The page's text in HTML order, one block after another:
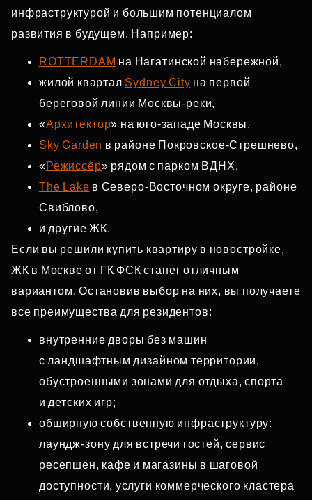
инфраструктурой и большим потенциалом
развития в будущем. Например:
ROTTERDAM на Нагатинской набережной,
жилой квартал Sydney City на первой
береговой линии Москвы‑реки,
«Архитектор» на юго‑западе Москвы,
Sky Garden в районе Покровское‑Стрешнево,
«Режиссёр» рядом с парком ВДНХ,
The Lake в Северо‑Восточном округе, районе
Свиблово,
и другие ЖК.
Если вы решили купить квартиру в новостройке,
ЖК в Москве от ГК ФСК станет отличным
вариантом. Остановив выбор на них, вы получаете
все преимущества для резидентов:
внутренние дворы без машин
с ландшафтным дизайном территории,
обустроенными зонами для отдыха, спорта
и детских игр;
обширную собственную инфраструктуру:
лаундж‑зону для встречи гостей, сервис
ресепшен, кафе и магазины в шаговой
доступности, услуги коммерческого кластера